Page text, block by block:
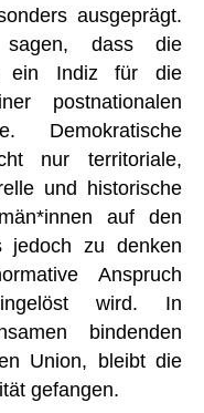
ausgeprägt.
sagen, dass die
ein Indiz für die
postnationalen
Demokratische
nur territoriale,
und historische
auf den
jedoch zu denken
Anspruch
wird. In
bindenden
Union, bleibt die
gefangen.